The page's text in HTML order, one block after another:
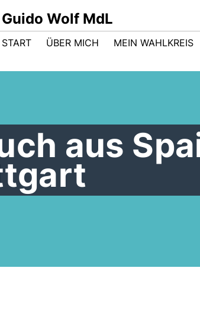
Guido Wolf MdL
START ÜBER MICH MEIN WAHLKREIS
aus